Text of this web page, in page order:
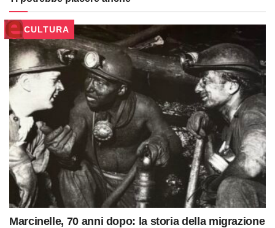
CULTURA
Marcinelle, 70 anni dopo: la storia della migrazione